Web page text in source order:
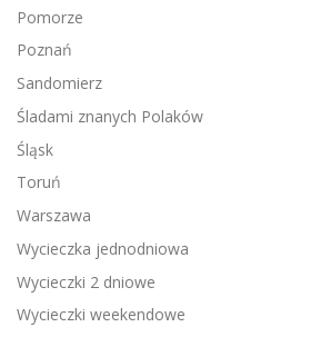
Pomorze
Poznań
Sandomierz
Śladami znanych Polaków
Śląsk
Toruń
Warszawa
Wycieczka jednodniowa
Wycieczki 2 dniowe
Wycieczki weekendowe